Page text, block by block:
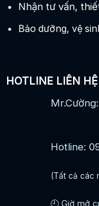
Nhận tư vấn,
Bảo dưỡng, vệ
HOTLINE LIÊN HỆ
Hotline:
(Tất cả các
🕘 Giờ mở